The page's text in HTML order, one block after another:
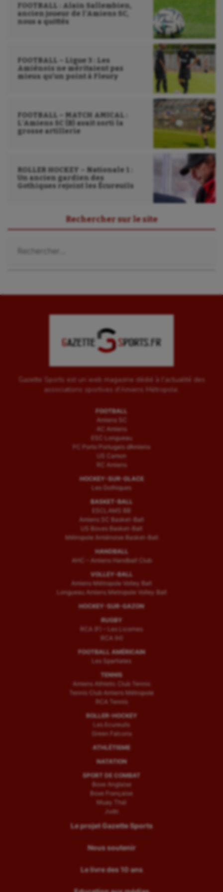
Natation artistique
Outdoor
Paddle
Patinage artistique
Pétanque
Randonnée / Marche
Sarbacane
Sauvetage sportif
Sport adapté
Sport santé
Sport-entreprise
Triathlon
Ultimate frisbee
Wakeboard
FOOTBALL : Alain Sallembien,
ancien joueur de l’Amiens SC,
nous a quittés
FOOTBALL – Ligue 3 : Les
Amiénois ne méritaient pas
mieux qu’un point à Fleury
FOOTBALL – MATCH AMICAL :
L’Amiens SC (B) avait sorti la
grosse artillerie
ROLLER HOCKEY – Nationale 1 :
Un ancien gardien des
Gothiques rejoint les Écureuils
Rechercher sur le site
Gazette Sports est un web magazine dédié à l'actualité des
associations sportives d'Amiens Métropole.
FOOTBALL
Amiens SC
AC Amiens
ESC Longueau
FC Porto Portugais d’Amiens
US Camon
RC Amiens
HOCKEY-SUR-GLACE
Les Gothiques
BASKET-BALL
ESCLAMS BB
Amiens SC Basket-Ball
US Boves Basket-Ball
Métropole Amiénoise Basket-Ball
HANDBALL
AHC – Amiens Handball Club
VOLLEY-BALL
Amiens Métropole Volley Ball
Longueau Amiens Metropole Volley Ball
HOCKEY-SUR-GAZON
RUGBY
RCA (F) – Les Licornes
RCA (H)
FOOTBALL AMÉRICAIN
Les Spartiates
TENNIS
Amiens Athletic Club Tennis
Tennis Club Amiens Métropole
RCA Tennis
ROLLER-HOCKEY
Les Ecureuils
Green Falcons
ATHLÉTISME
NATATION
SPORT DE COMBAT
Boxe Anglaise
Boxe Française
Muay Thaï
Judo
Le projet Gazette Sports
Nous soutenir
Le livre des 10 ans